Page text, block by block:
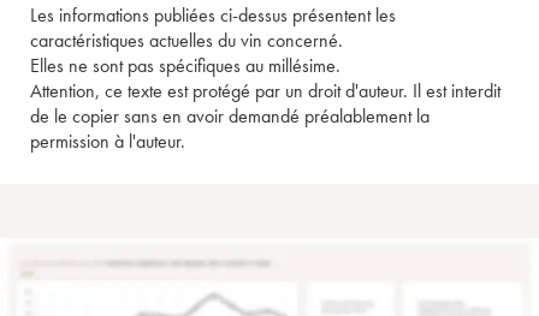
Les informations publiées ci-dessus présentent les
caractéristiques actuelles du vin concerné.
Elles ne sont pas spécifiques au millésime.
Attention, ce texte est protégé par un droit d'auteur. Il est interdit
de le copier sans en avoir demandé préalablement la
permission à l'auteur.